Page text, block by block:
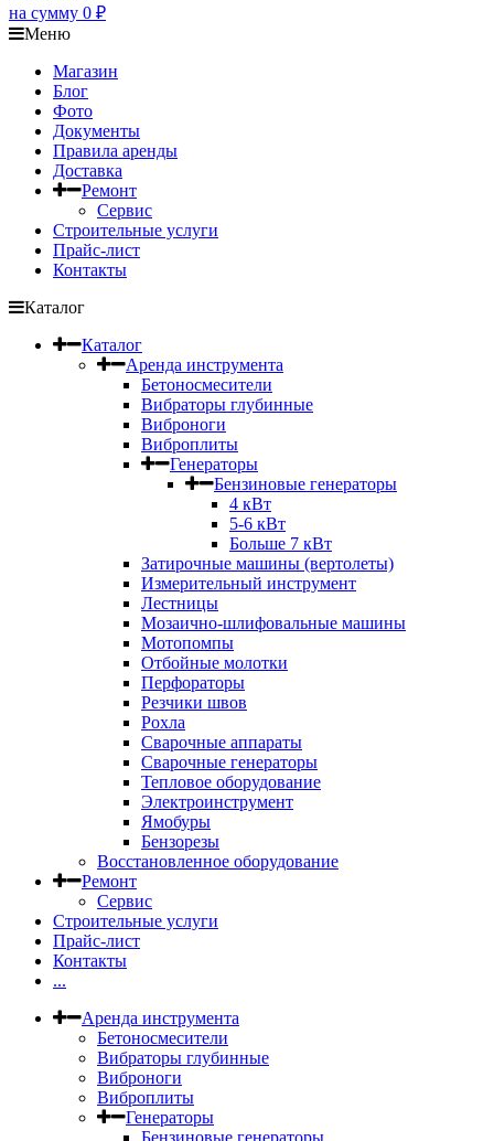
на сумму 0 ₽
Меню
Магазин
Блог
Фото
Документы
Правила аренды
Доставка
Ремонт
Сервис
Строительные услуги
Прайс-лист
Контакты
Каталог
Каталог
Аренда инструмента
Бетоносмесители
Вибраторы глубинные
Виброноги
Виброплиты
Генераторы
Бензиновые генераторы
4 кВт
5-6 кВт
Больше 7 кВт
Затирочные машины (вертолеты)
Измерительный инструмент
Лестницы
Мозаично-шлифовальные машины
Мотопомпы
Отбойные молотки
Перфораторы
Резчики швов
Рохла
Сварочные аппараты
Сварочные генераторы
Тепловое оборудование
Электроинструмент
Ямобуры
Бензорезы
Восстановленное оборудование
Ремонт
Сервис
Строительные услуги
Прайс-лист
Контакты
...
Аренда инструмента
Бетоносмесители
Вибраторы глубинные
Виброноги
Виброплиты
Генераторы
Бензиновые генераторы